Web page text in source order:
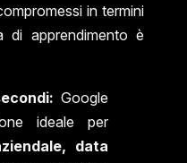
in termini
apprendimento è
Google
ideale per
data